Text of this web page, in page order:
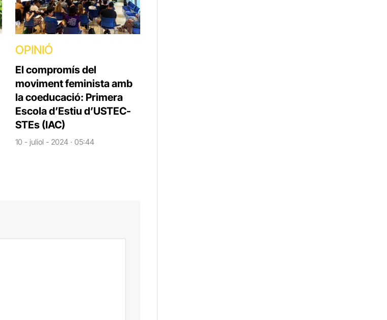
OPINIÓ
El compromís del
moviment feminista amb
la coeducació: Primera
Escola d’Estiu d’USTEC-
STEs (IAC)
10 - juliol - 2024 · 05:44